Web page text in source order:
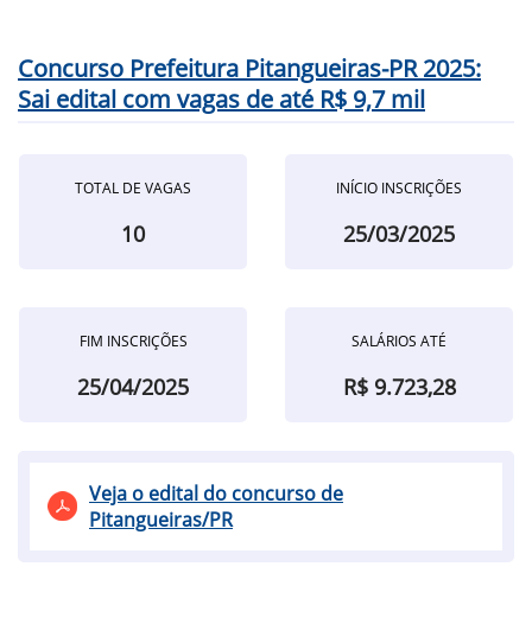
Concurso Prefeitura Pitangueiras-PR 2025:
Sai edital com vagas de até R$ 9,7 mil
TOTAL DE VAGAS
10
INÍCIO INSCRIÇÕES
25/03/2025
FIM INSCRIÇÕES
25/04/2025
SALÁRIOS ATÉ
R$ 9.723,28
Veja o edital do concurso de
Pitangueiras/PR